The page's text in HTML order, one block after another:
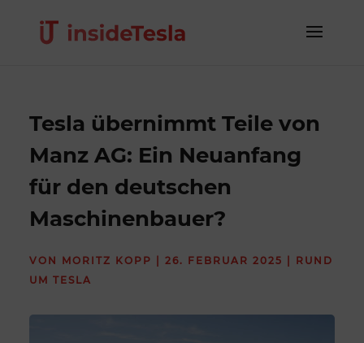
Tesla übernimmt Teile von
Manz AG: Ein Neuanfang
für den deutschen
Maschinenbauer?
VON MORITZ KOPP |26. FEBRUAR 2025
RUND
UM TESLA